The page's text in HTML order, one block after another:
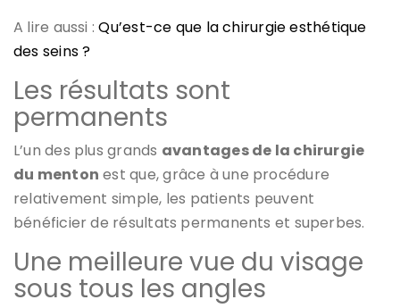
A lire aussi :Qu’est-ce que la chirurgie esthétique
des seins ?
Les résultats sont
permanents
L’un des plus grands avantages de la chirurgie
du menton est que, grâce à une procédure
relativement simple, les patients peuvent
bénéficier de résultats permanents et superbes.
Une meilleure vue du visage
sous tous les angles